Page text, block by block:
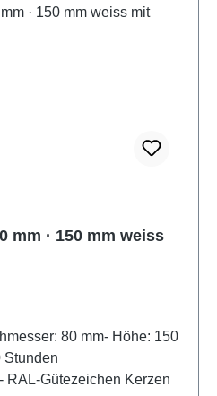
mm · 150 mm weiss
80 mm- Höhe: 150
Stunden
RAL-Gütezeichen Kerzen